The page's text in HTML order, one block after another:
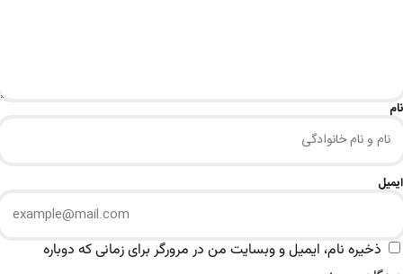
نام
ایمیل
ذخیره نام، ایمیل و وبسایت من در مرورگر برای زمانی که دوباره